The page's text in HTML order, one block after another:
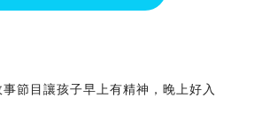
事節目讓孩子早上有精神，晚上好入